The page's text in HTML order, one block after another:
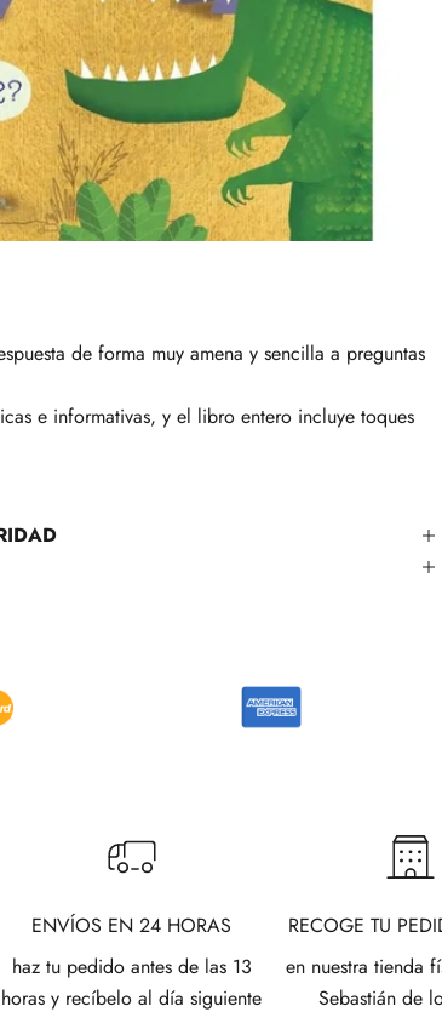
de forma muy amena y sencilla a preguntas
e informativas, y el libro entero incluye toques
ENVÍOS EN 24 HORAS
haz tu pedido antes de las 13
horas y recíbelo al día siguiente
RECOGE TU
en nuestra tienda
Sebastián de